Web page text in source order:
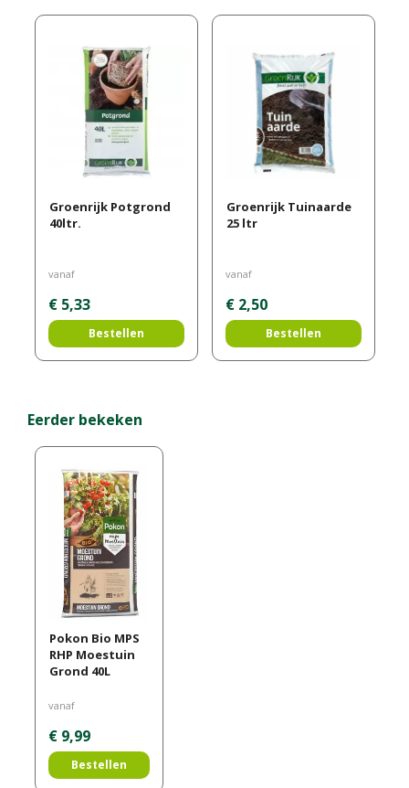
Groenrijk Potgrond
40ltr.
vanaf
€ 5,33
Bestellen
Groenrijk Tuinaarde
25 ltr
vanaf
€ 2,50
Bestellen
Eerder bekeken
Pokon Bio MPS
RHP Moestuin
Grond 40L
vanaf
€ 9,99
Bestellen